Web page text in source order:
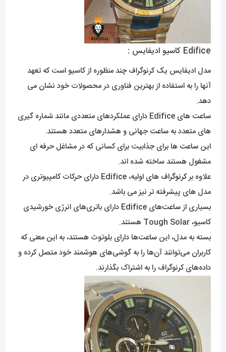
Edifice کاسیو ادیفایس :
مدل ادیفایس یک کرنوگراف چند منظوره از کاسیو است که تعهد
آنها را به استفاده از بهترین فناوری در محصولات خود نشان می
دهد.
ساعت
های Edifice دارای عملکردهای متعددی مانند شماره گیری
های متعدد به ساعت جهانی و هشدارهای متعدد هستند.
این ساعت ها برای جذابیت برای کسانی که در مشاغل حرفه ای
مشغول هستند ساخته شده اند.
علاوه برکرنوگراف
های اولیه، Edifice دارای حرکات کامپیوتری در
مدل های پیشرفته تر نیز می باشد.
بسیاری ازساعت‌
های Edifice دارای باتری‌های انرژی خورشیدی
کاسیو، Tough Solar هستند.
بسته به مدل، این ساعت‌ها دارای بلوتوث هستند، به این معنی که
کاربران می‌توانند آن‌ها را به گوشی‌های هوشمند خود متصل کرده و
داده‌های کرنوگراف را به اشتراک بگذارند.